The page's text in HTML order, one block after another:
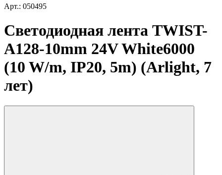
Арт.: 050495
Светодиодная лента TWIST-
A128-10mm 24V White6000
(10 W/m, IP20, 5m) (Arlight, 7
лет)